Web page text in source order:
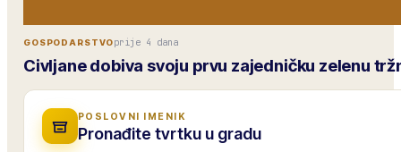
GOSPODARSTVOprije 4 dana
Civljane dobiva svoju prvu zajedničku zelenu
POSLOVNI IMENIK
Pronađite tvrtku u gradu